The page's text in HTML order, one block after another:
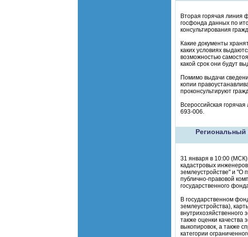
Вторая горячая линия
госфонда данных по
консультирования
Какие документы
каких условиях
возможностью
какой срок они будут
Помимо выдачи
копии
проконсультируют
Всероссийская
693-006.
31 января в 10:00
кадастровых
землеустройстве" и "О
публично-правовой
государственного
В государственном
землеустройства),
внутрихозяйственного
также оценки качества
выкопировок, а также
категории